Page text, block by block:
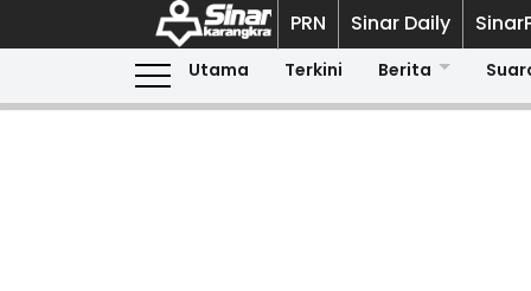
PRN Sinar Daily
Utama Terkini Berita